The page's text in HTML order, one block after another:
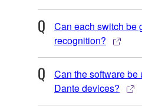
Can each switch be
recognition?
Can the software be
Dante devices?